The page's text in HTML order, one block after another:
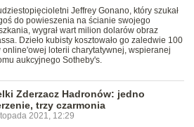
Jeffrey Gonano, który szukał
do powieszenia na ścianie swojego
wygrał wart milion dolarów obraz
Dzieło kubisty kosztowało go zaledwie 100
online'owej loterii charytatywnej, wspieranej
aukcyjnego Sotheby's.
Zderzacz Hadronów: jedno
trzy czarmonia
2021, 12:29